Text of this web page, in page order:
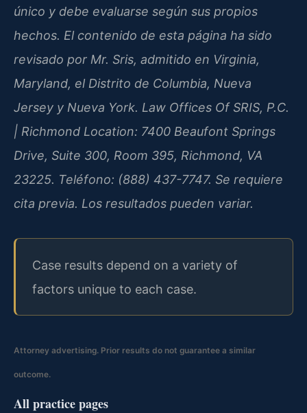
único y debe evaluarse según sus propios
hechos. El contenido de esta página ha sido
revisado por Mr. Sris, admitido en Virginia,
Maryland, el Distrito de Columbia, Nueva
Jersey y Nueva York. Law Offices Of SRIS, P.C.
| Richmond Location: 7400 Beaufont Springs
Drive, Suite 300, Room 395, Richmond, VA
23225. Teléfono: (888) 437-7747. Se requiere
cita previa. Los resultados pueden variar.
Case results depend on a variety of
factors unique to each case.
Attorney advertising. Prior results do not guarantee a similar
outcome.
All practice pages